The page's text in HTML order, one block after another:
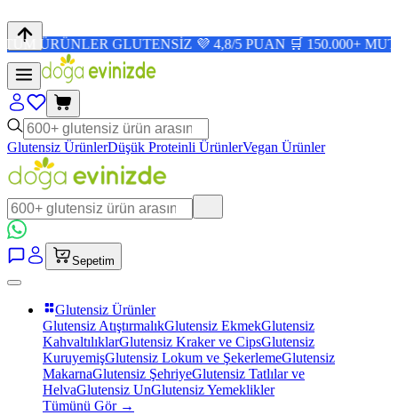
GLUTENSİZ 💜 4,8/5 PUAN 🛒 150.000+ MUTLU
Glutensiz ÜrünlerDüşük Proteinli ÜrünlerVegan Ürünler
Sepetim
Glutensiz Ürünler
Glutensiz AtıştırmalıkGlutensiz EkmekGlutensiz
KahvaltılıklarGlutensiz Kraker ve CipsGlutensiz
KuruyemişGlutensiz Lokum ve ŞekerlemeGlutensiz
MakarnaGlutensiz ŞehriyeGlutensiz Tatlılar ve
HelvaGlutensiz UnGlutensiz Yemeklikler
Tümünü Gör →